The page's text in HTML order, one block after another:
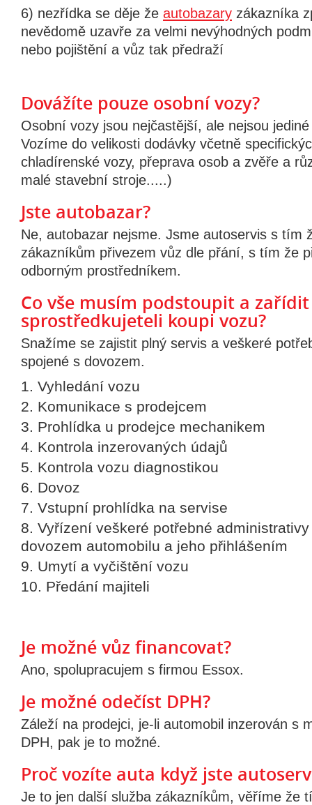
6) nezřídka se děje že autobazary zákazníka
nevědomě uzavře za velmi nevýhodných
nebo pojištění a vůz tak předraží
Dovážíte pouze osobní vozy?
Osobní vozy jsou nejčastější, ale nejsou
Vozíme do velikosti dodávky včetně
chladírenské vozy, přeprava osob a zvěře a
malé stavební stroje.....)
Jste autobazar?
Ne, autobazar nejsme. Jsme autoservis s tím
zákazníkům přivezem vůz dle přání, s tím že
odborným prostředníkem.
Co vše musím podstoupit a zařídit
sprostředkujeteli koupi vozu?
Snažíme se zajistit plný servis a veškeré
spojené s dovozem.
Vyhledání vozu
Komunikace s prodejcem
Prohlídka u prodejce mechanikem
Kontrola inzerovaných údajů
Kontrola vozu diagnostikou
Dovoz
Vstupní prohlídka na servise
Vyřízení veškeré potřebné
dovozem automobilu a jeho přihlášením
Umytí a vyčištění vozu
Předání majiteli
Je možné vůz financovat?
Ano, spolupracujem s firmou Essox.
Je možné odečíst DPH?
Záleží na prodejci, je-li automobil inzerován s
DPH, pak je to možné.
Proč vozíte auta když jste
Je to jen další služba zákazníkům, věříme že